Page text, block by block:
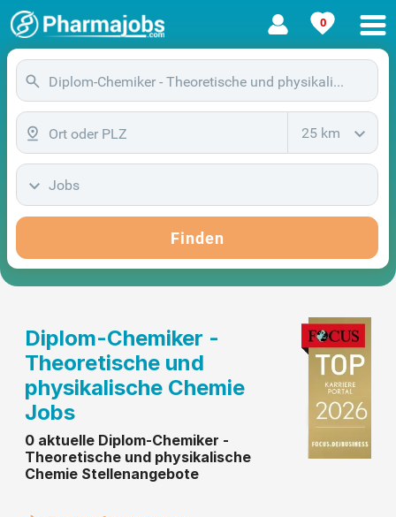
0
25 km
Jobs
Finden
Diplom-Chemiker -
Theoretische und
physikalische Chemie
Jobs
0 aktuelle Diplom-Chemiker -
Theoretische und physikalische
Chemie Stellenangebote